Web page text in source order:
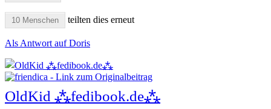
10 Menschen teilten dies erneut
Als Antwort auf Doris
OldKid ⁂fedibook.de⁂